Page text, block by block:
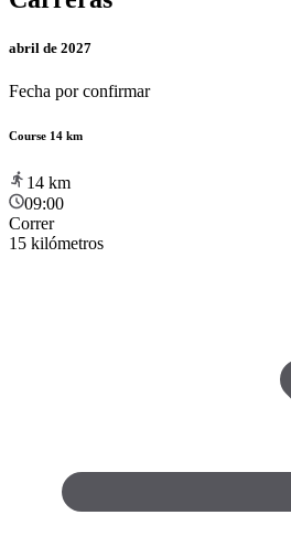
abril de 2027
Fecha por confirmar
Course 14 km
14 km
09:00
Correr
15 kilómetros